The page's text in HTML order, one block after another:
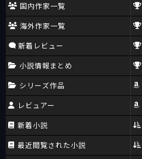
国内作家一覧
海外作家一覧
新着レビュー
小説情報まとめ
シリーズ作品
レビュアー
新着小説
最近閲覧された小説